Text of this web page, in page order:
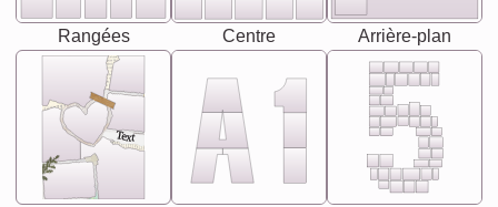
Rangées Centre Arrière-plan
Text